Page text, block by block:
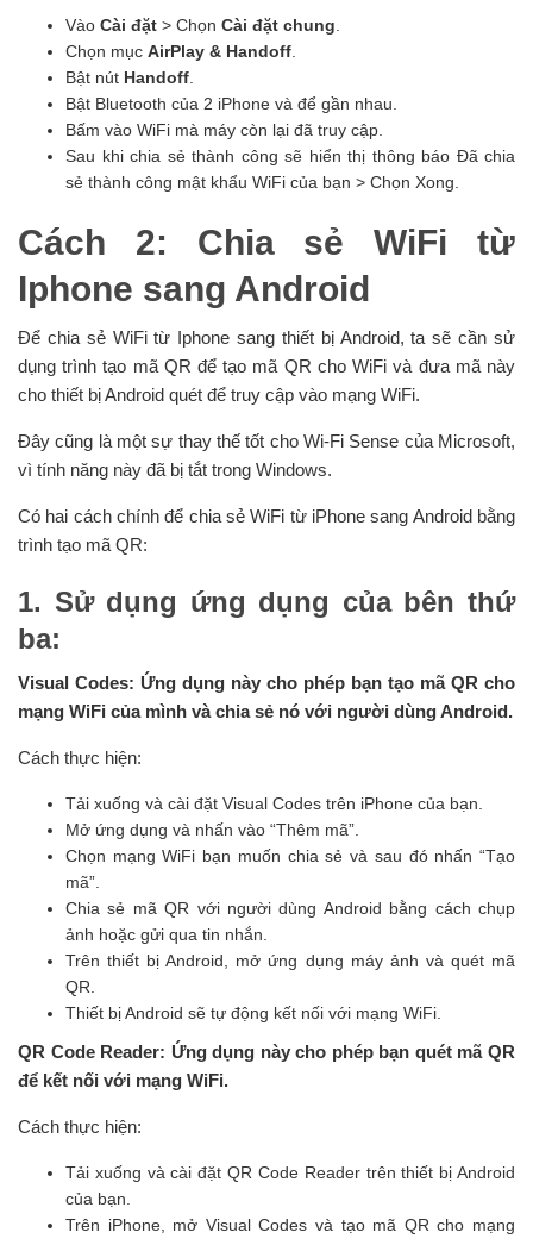
Vào Cài đặt > Chọn Cài đặt chung
Chọn mục AirPlay & Handoff
Bật nút Handoff
Bật Bluetooth của 2 iPhone và để gần nhau.
Bấm vào WiFi mà máy còn lại đã truy cập.
Sau khi chia sẻ thành công sẽ hiển thị thông báo Đã chia
sẻ thành công mật khẩu WiFi của bạn > Chọn Xong.
Cách 2: Chia sẻ WiFi từ
Iphone sang Android
Để chia sẻ WiFi từ Iphone sang thiết bị Android, ta sẽ cần sử
dụng trình tạo mã QR để tạo mã QR cho WiFi và đưa mã này
cho thiết bị Android quét để truy cập vào mạng WiFi.
Đây cũng là một sự thay thế tốt cho Wi-Fi Sense của Microsoft,
vì tính năng này đã bị tắt trong Windows.
Có hai cách chính để chia sẻ WiFi từ iPhone sang Android bằng
trình tạo mã QR:
1. Sử dụng ứng dụng của bên thứ
ba:
Visual Codes: Ứng dụng này cho phép bạn tạo mã QR cho
mạng WiFi của mình và chia sẻ nó với người dùng Android.
Cách thực hiện:
Tải xuống và cài đặt Visual Codes trên iPhone của bạn.
Mở ứng dụng và nhấn vào “Thêm mã”.
Chọn mạng WiFi bạn muốn chia sẻ và sau đó nhấn “Tạo
mã”.
Chia sẻ mã QR với người dùng Android bằng cách chụp
ảnh hoặc gửi qua tin nhắn.
Trên thiết bị Android, mở ứng dụng máy ảnh và quét mã
QR.
Thiết bị Android sẽ tự động kết nối với mạng WiFi.
QR Code Reader: Ứng dụng này cho phép bạn quét mã QR
để kết nối với mạng WiFi.
Cách thực hiện:
Tải xuống và cài đặt QR Code Reader trên thiết bị Android
của bạn.
Trên iPhone, mở Visual Codes và tạo mã QR cho mạng